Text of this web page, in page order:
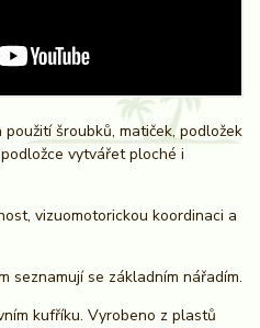
šroubků, matiček, podložek
vytvářet ploché i
vizuomotorickou koordinaci a
seznamují se základním nářadím.
kufříku. Vyrobeno z plastů